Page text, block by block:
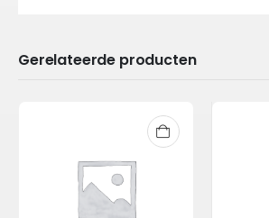
Gerelateerde producten